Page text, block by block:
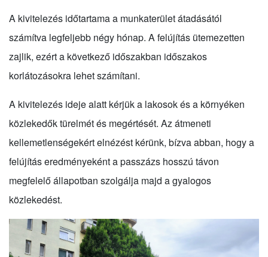
A kivitelezés időtartama a munkaterület átadásától
számítva legfeljebb négy hónap. A felújítás ütemezetten
zajlik, ezért a következő időszakban időszakos
korlátozásokra lehet számítani.
A kivitelezés ideje alatt kérjük a lakosok és a környéken
közlekedők türelmét és megértését. Az átmeneti
kellemetlenségekért elnézést kérünk, bízva abban, hogy a
felújítás eredményeként a passzázs hosszú távon
megfelelő állapotban szolgálja majd a gyalogos
közlekedést.